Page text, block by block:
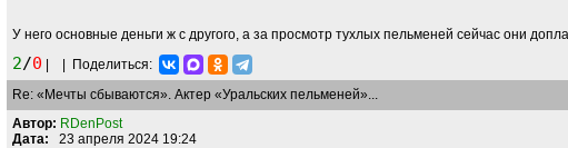
У него основные деньги ж с другого, а за просмотр тухлых пельменей сейчас они
2/0
Поделиться:
Re: «Мечты сбываются». Актер «Уральских пельменей»...
Автор: RDenPost
Дата: 23 апреля 2024 19:24